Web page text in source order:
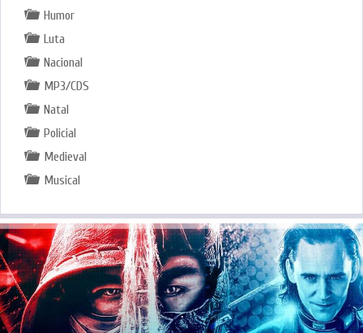
Humor
Luta
Nacional
MP3/CDS
Natal
Policial
Medieval
Musical
.